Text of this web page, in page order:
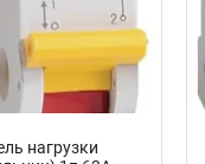
нагрузки